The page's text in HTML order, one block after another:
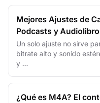
Mejores Ajustes de
Podcasts y
Un solo ajuste no sirve
bitrate alto y sonido
y ...
¿Qué es M4A? El